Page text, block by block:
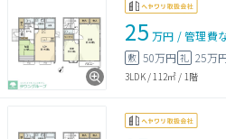
25 万円 /管理費
敷 50万円 礼 25万
3LDK/112㎡ / 1階